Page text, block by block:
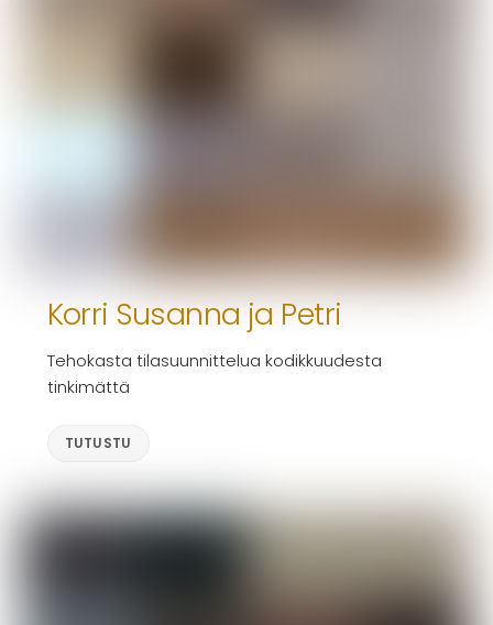
Korri Susanna ja Petri
Tehokasta tilasuunnittelua kodikkuudesta
tinkimättä
TUTUSTU